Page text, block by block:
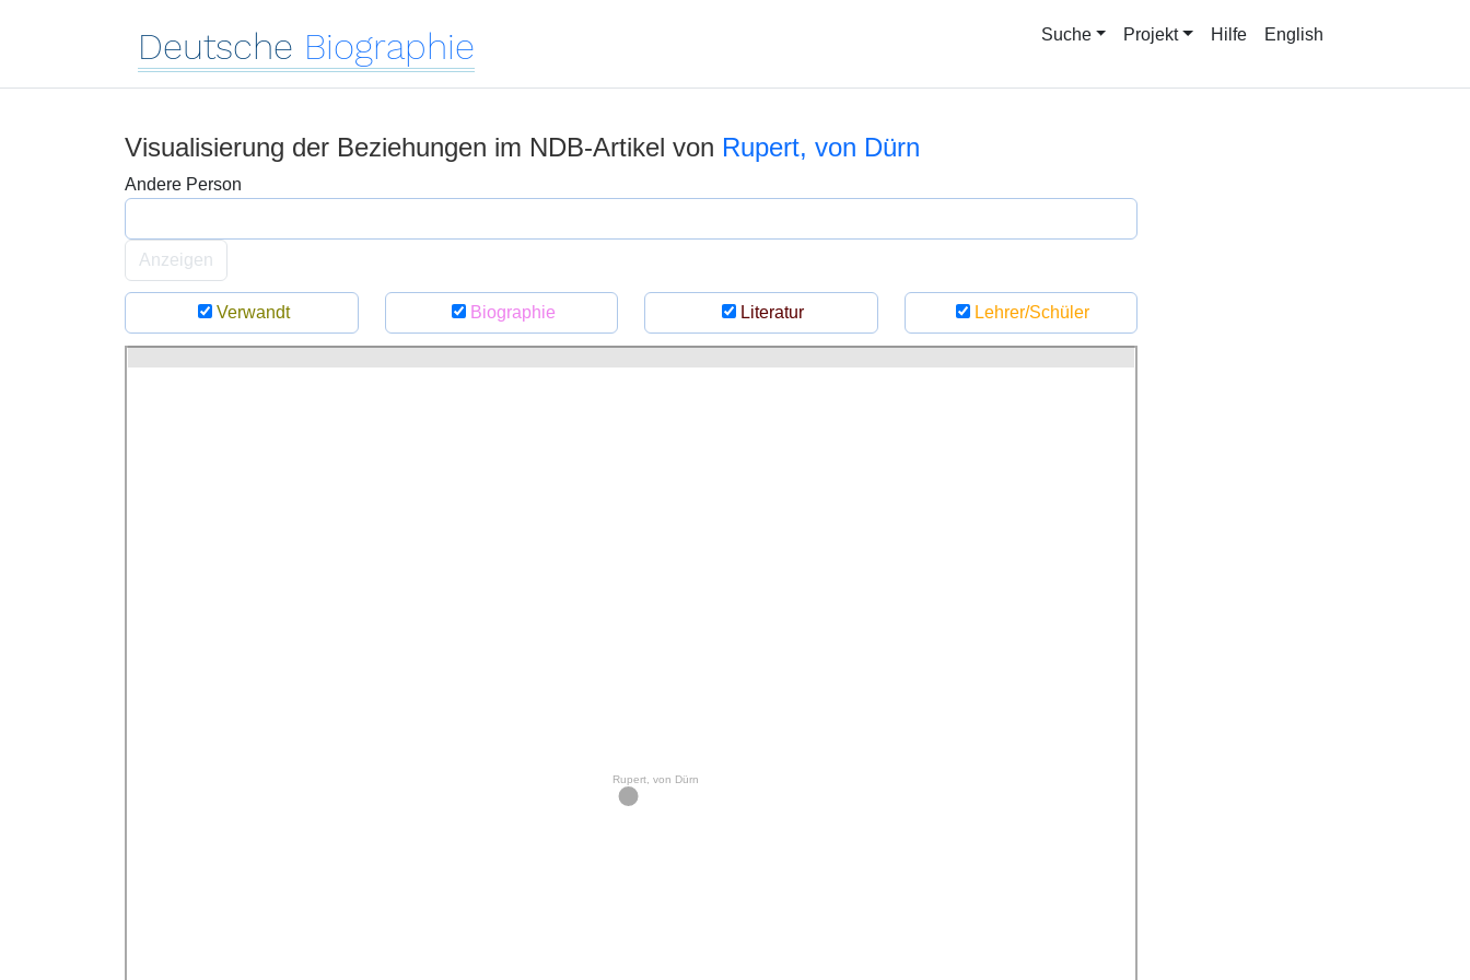
Deutsche Biographie Suche Projekt Hilfe English
Visualisierung der Beziehungen im NDB-Artikel von Rupert, von Dürn
Andere Person
Anzeigen
Verwandt Biographie Literatur Lehrer/Schüler
Rupert, von Dürn